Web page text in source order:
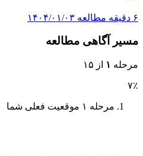
۶ دقیقه مطالعه ۱۴۰۴/۰۱/۰۳
مسیر آگاهی مطالعه
مرحله ۱ از ۱۵
۷٪
مرحله ۱ موقعیت فعلی شما